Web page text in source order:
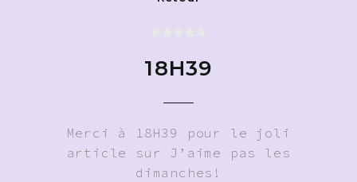
18H39
Merci à 18H39 pour le joli
article sur J’aime pas les
dimanches!